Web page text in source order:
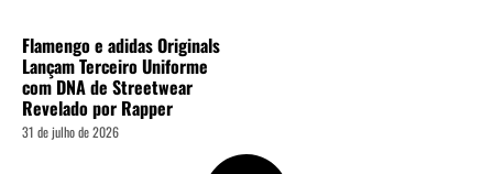
Flamengo e adidas Originals
Lançam Terceiro Uniforme
com DNA de Streetwear
Revelado por Rapper
31 de julho de 2026